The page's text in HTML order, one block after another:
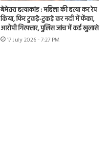
बेमेतरा हत्याकांड : महिला की हत्या कर रेप
किया, फिर टुकड़े-टुकड़े कर नदी में फेंका,
आरोपी गिरफ्तार, पुलिस जांच में कई खुलासे
17 July 2026 - 7:27 PM